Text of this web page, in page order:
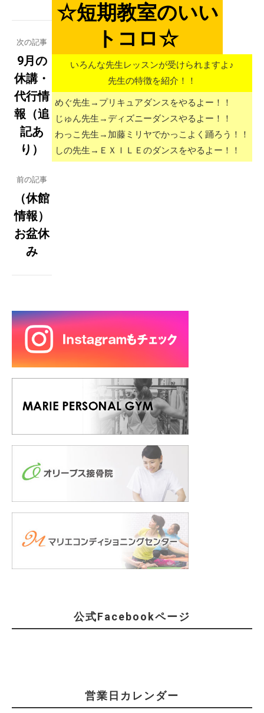
☆短期教室のいい
トコロ☆
いろんな先生レッスンが受けられますよ♪
先生の特徴を紹介！！
めぐ先生→プリキュアダンスをやるよー！！
じゅん先生→ディズニーダンスやるよー！！
わっこ先生→加藤ミリヤでかっこよく踊ろう！！
しの先生→ＥＸＩＬＥのダンスをやるよー！！
Post
navigation
次の記事
Previous
post:
9月の
休講・
代行情
報（追
記あ
り）
前の記事
Next
post:
（休館
情報）
お盆休
み
公式Facebookページ
営業日カレンダー